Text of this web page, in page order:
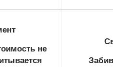
не